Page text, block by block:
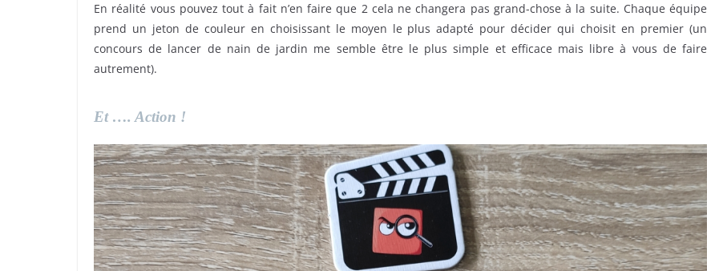
En réalité vous pouvez tout à fait n’en faire que 2 cela ne changera pas grand-chose à la suite. Chaque équipe
prend un jeton de couleur en choisissant le moyen le plus adapté pour décider qui choisit en premier (un
concours de lancer de nain de jardin me semble être le plus simple et efficace mais libre à vous de faire
autrement).
Et …. Action !